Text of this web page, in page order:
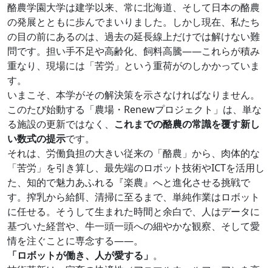
酪農学園大学は建学以来、常に北海道、そして日本の酪農
の発展とともに歩んでまいりました。しかし現在、私たち
の目の前にあるのは、過去の延長線上だけでは解けない難
問です。担い手不足や高齢化、飼料高騰――これらが積み
重なり、現場には「苦労」という重荷がのしかかっていま
す。
いまこそ、本学がその解決策を示さなければなりません。
このたび始動する「農場・Renewプロジェクト」は、単な
る施設の更新ではなく、 これまでの酪農の常識を覆す新し
い数式の提示です。
それは、労働負担の大きい従来の「酪農」から、肉体的な
「苦労」を引き算し、最先端のロボット技術やICTを活用し
た、知的で魅力あふれる『楽農』へと進化させる挑戦で
す。搾乳から給餌、清掃に至るまで、単純作業はロボット
に任せる。そうして生まれた時間と余白で、人はデータに
基づいた経営や、牛一頭一頭への細やかな観察、そして愛
情を注ぐことに専念する――。
「ロボットが働き、人が愛する」 。